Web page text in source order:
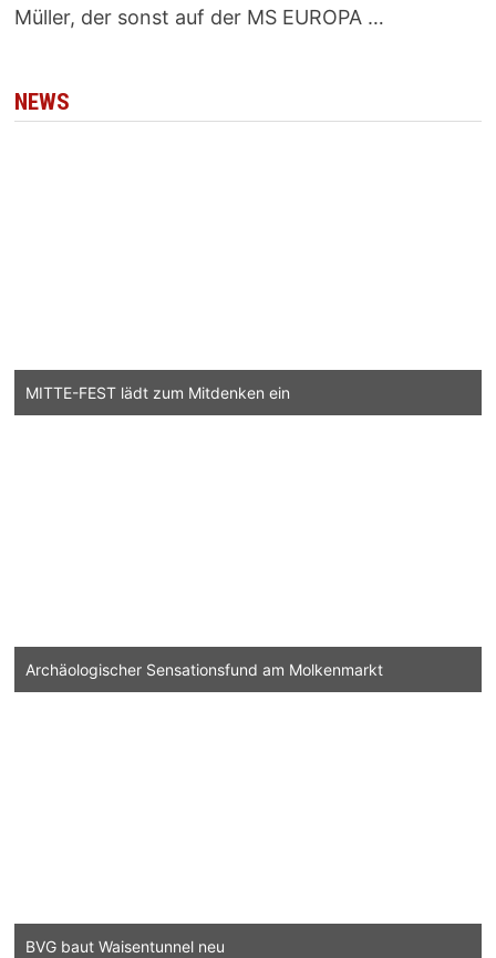
Müller, der sonst auf der MS EUROPA …
NEWS
MITTE-FEST lädt zum Mitdenken ein
Archäologischer Sensationsfund am Molkenmarkt
BVG baut Waisentunnel neu